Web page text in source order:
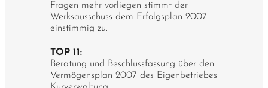
Fragen mehr vorliegen stimmt der
Werksausschuss dem Erfolgsplan 2007
einstimmig zu.
TOP 11:
Beratung und Beschlussfassung über den
Vermögensplan 2007 des Eigenbetriebes